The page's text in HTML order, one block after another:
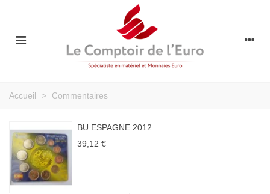
Accueil > Commentaires
BU ESPAGNE 2012
39,12 €